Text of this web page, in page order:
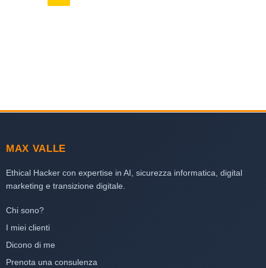
MAX VALLE
Ethical Hacker con expertise in AI, sicurezza informatica, digital
marketing e transizione digitale.
Chi sono?
I miei clienti
Dicono di me
Prenota una consulenza